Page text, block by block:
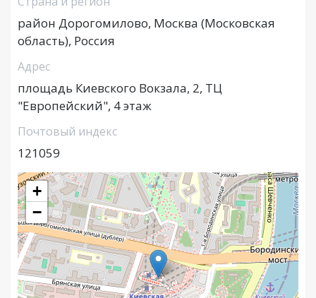
район Дорогомилово, Москва (Московская
область), Россия
Адрес
площадь Киевского Вокзала, 2, ТЦ
"Европейский", 4 этаж
Почтовый индекс
121059
+
−